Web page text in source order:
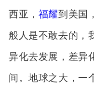
西亚， 福耀到美国
般人是不敢去的，
异化去发展，差异
间。地球之大，一